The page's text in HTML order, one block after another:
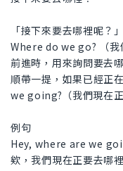
「接下來要去哪裡呢？
Where do we go? （我
前進時，用來詢問要去
順帶一提，如果已經正
we going?（我們現在
例句
Hey, where are we
欸，我們現在正要去哪